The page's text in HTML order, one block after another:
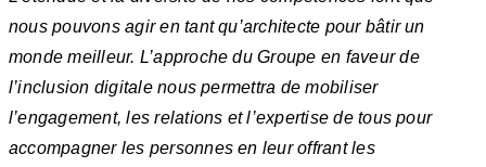
nous pouvons agir en tant qu’architecte pour bâtir un
monde meilleur. L’approche du Groupe en faveur de
l’inclusion digitale nous permettra de mobiliser
l’engagement, les relations et l’expertise de tous pour
accompagner les personnes en leur offrant les